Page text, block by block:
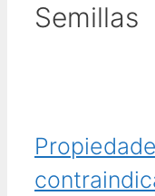
Semillas